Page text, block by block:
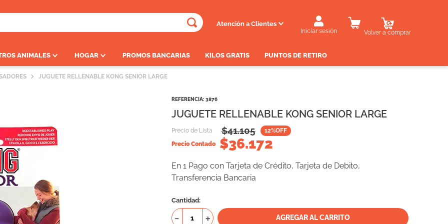
Atención a Clientes
Iniciar sesión Volver a comprar
ANIMALES HOGAR PROMOS BANCARIAS KILOS GRATIS PUNTOS DE RETIRO
JUGUETE RELLENABLE KONG SENIOR LARGE
REFERENCIA: 3876
JUGUETE RELLENABLE KONG SENIOR LARGE
Precio de Lista $41.105 12%OFF
Precio Contado
$36.172
En 1 Pago con Tarjeta de Crédito, Tarjeta de Debito,
Transferencia Bancaria
Cantidad
＋
－ AGREGAR AL CARRITO